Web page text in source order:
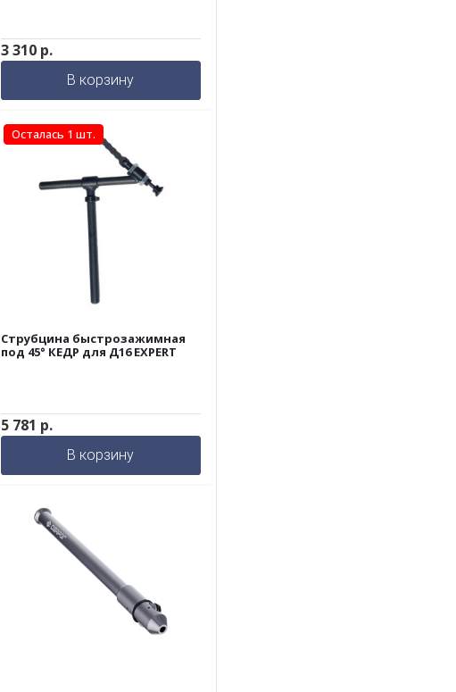
3 310р.
В корзину
Осталась 1 шт.
Струбцина быстрозажимная
под 45° КЕДР для Д16 EXPERT
5 781 р.
В корзину